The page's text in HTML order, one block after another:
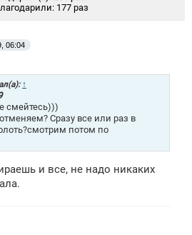
177 раз
06:04
↑
смейтесь)))
Сразу все или раз в
потом по
и все, не надо никаких